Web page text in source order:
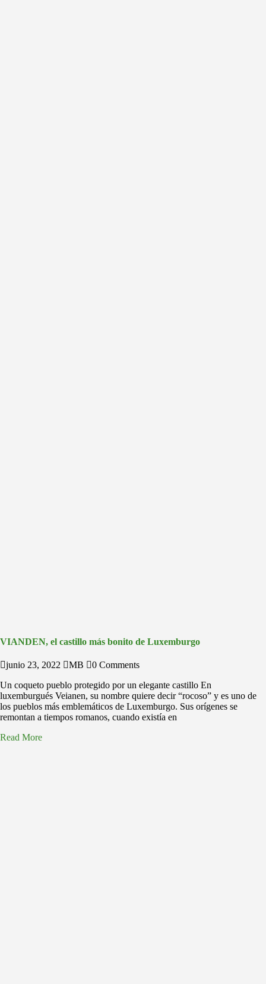
VIANDEN, el castillo más bonito de Luxemburgo
junio 23, 2022 MB
0 Comments
Un coqueto pueblo protegido por un elegante castillo En
luxemburgués Veianen, su nombre quiere decir “rocoso” y es uno de
los pueblos más emblemáticos de Luxemburgo. Sus orígenes se
remontan a tiempos romanos, cuando existía en
Read More